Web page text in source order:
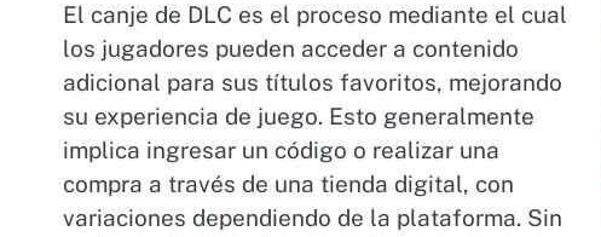
El canje de DLC es el proceso mediante el cual
los jugadores pueden acceder a contenido
adicional para sus títulos favoritos, mejorando
su experiencia de juego. Esto generalmente
implica ingresar un código o realizar una
compra a través de una tienda digital, con
variaciones dependiendo de la plataforma. Sin